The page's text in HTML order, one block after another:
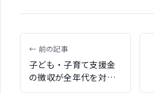
← 前の記事
子ども・子育て支援金
の徴収が全年代を対象
に4月より開始 こども